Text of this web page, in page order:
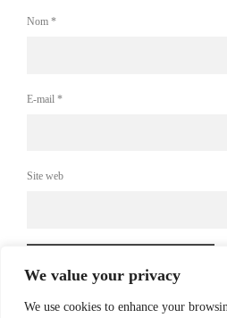
We value your privacy
We use cookies to enhance your
Nom *
E-mail *
Site web